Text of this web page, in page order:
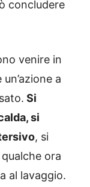
concludere
venire in
a
Si
si
, si
ora
al lavaggio.